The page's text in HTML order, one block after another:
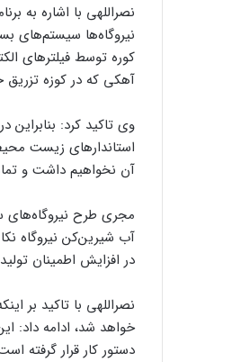
نصراللهی با اشاره به
نیروگاه‌ها سیستم‌‌های
کوره توسط فیلترهای
آهکی که در کوزه
استاندارهای زیست
آن نخواهیم داشت و
مجری طرح‌
در افزایش اطمینان
دستور کار قرار گرفته